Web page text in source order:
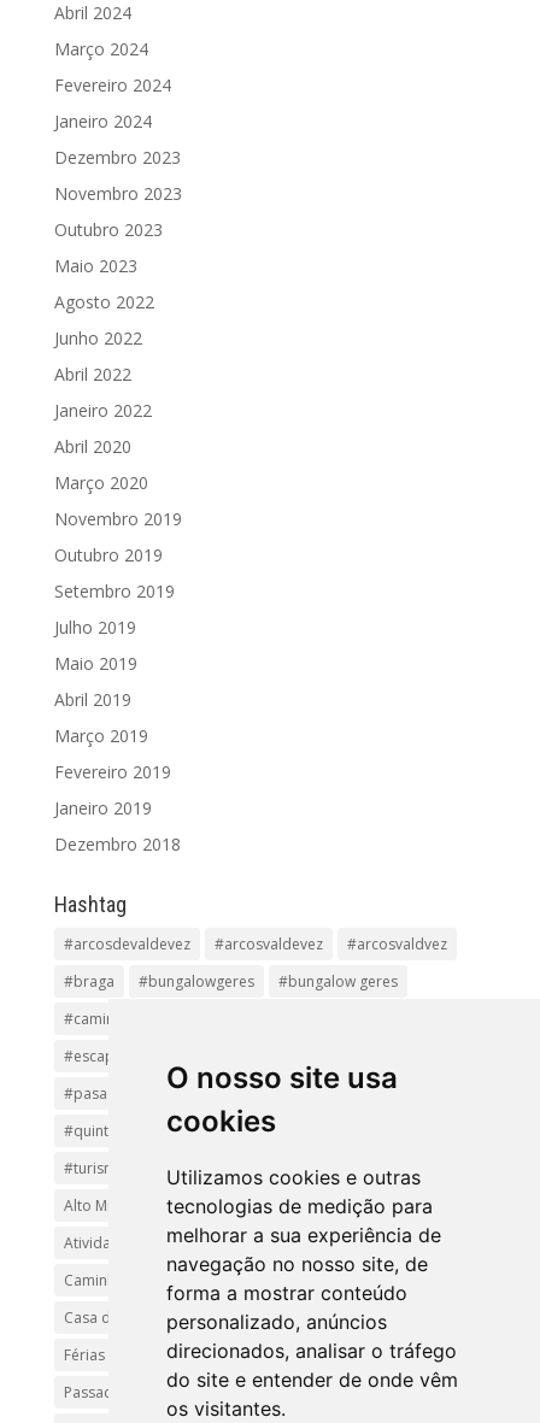
O nosso site usa
cookies
Utilizamos cookies e outras
tecnologias de medição para
melhorar a sua experiência de
navegação no nosso site, de
forma a mostrar conteúdo
personalizado, anúncios
direcionados, analisar o tráfego
do site e entender de onde vêm
os visitantes.
Abril 2024
Março 2024
Fevereiro 2024
Janeiro 2024
Dezembro 2023
Novembro 2023
Outubro 2023
Maio 2023
Agosto 2022
Junho 2022
Abril 2022
Janeiro 2022
Abril 2020
Março 2020
Novembro 2019
Outubro 2019
Setembro 2019
Julho 2019
Maio 2019
Abril 2019
Março 2019
Fevereiro 2019
Janeiro 2019
Dezembro 2018
Hashtag
#arcosdevaldevez #arcosvaldevez
#arcosvaldvez
#braga
#bungalowgeres
#bungalow geres
#caminhadas
#escapadinha
#pasadiços
#passadiçosdovez
#penedageres
#quintalamosa
#religião
#turismoreligioso
#turismorural
#vianadocastelo
Alto Minho
Arcos de Valdevez.
Arcos Valdevez
Atividades e Passeios
aventura
Caminhadas e Passeio
Caminho de Santiago
Caminho Minhoto Ribeiro
Casa da Arvore
casa de feria geres
ferias
Férias Geres
Minho
Parque Nacional da Peneda-Gerês
Passadiços do Sistelo
passeios
Peregrinação